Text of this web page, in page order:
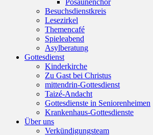
Posaunenchor
Besuchsdienstkreis
Lesezirkel
Themencafé
Spieleabend
Asylberatung
Gottesdienst
Kinderkirche
Zu Gast bei Christus
mittendrin-Gottesdienst
Taizé-Andacht
Gottesdienste in Seniorenheimen
Krankenhaus-Gottesdienste
Über uns
Verkündigungsteam